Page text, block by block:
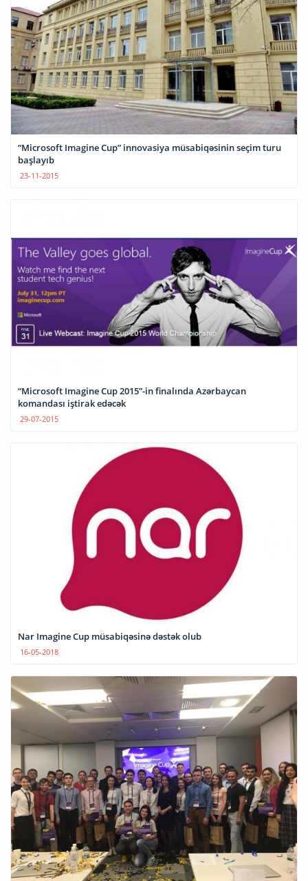
“Microsoft Imagine Cup” innovasiya müsabiqəsinin seçim turu
başlayıb
23-11-2015
“Microsoft Imagine Cup 2015”-in finalında Azərbaycan
komandası iştirak edəcək
29-07-2015
Nar Imagine Cup müsabiqəsinə dəstək olub
16-05-2018